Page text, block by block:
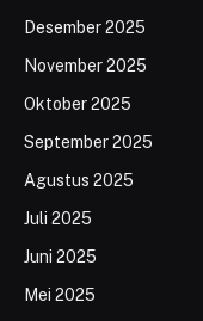
Desember 2025
November 2025
Oktober 2025
September 2025
Agustus 2025
Juli 2025
Juni 2025
Mei 2025